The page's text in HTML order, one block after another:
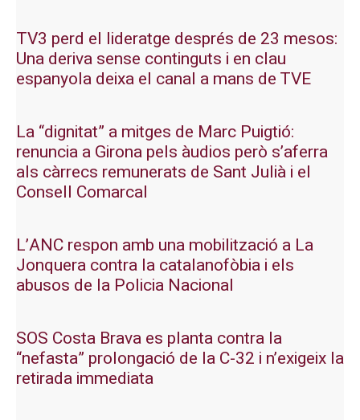
TV3 perd el lideratge després de 23 mesos:
Una deriva sense continguts i en clau
espanyola deixa el canal a mans de TVE
La “dignitat” a mitges de Marc Puigtió:
renuncia a Girona pels àudios però s’aferra
als càrrecs remunerats de Sant Julià i el
Consell Comarcal
L’ANC respon amb una mobilització a La
Jonquera contra la catalanofòbia i els
abusos de la Policia Nacional
SOS Costa Brava es planta contra la
“nefasta” prolongació de la C-32 i n’exigeix la
retirada immediata